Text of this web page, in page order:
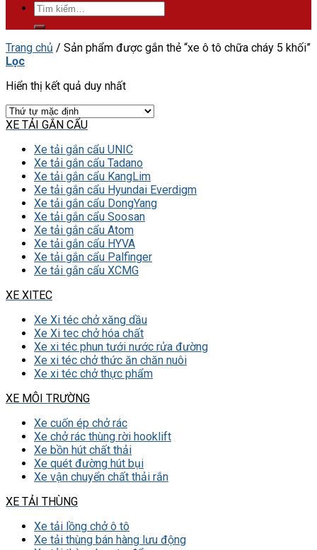
Tìm
kiếm:
Trang chủ / Sản phẩm được gắn thẻ “xe ô tô chữa cháy 5 khối”
Lọc
Hiển thị kết quả duy nhất
XE TẢI GẮN CẨU
Xe tải gắn cẩu UNIC
Xe tải gắn cẩu Tadano
Xe tải gắn cẩu KangLim
Xe tải gắn cẩu Hyundai Everdigm
Xe tải gắn cẩu DongYang
Xe tải gắn cẩu Soosan
Xe tải gắn cẩu Atom
Xe tải gắn cẩu HYVA
Xe tải gắn cẩu Palfinger
Xe tải gắn cẩu XCMG
XE XITEC
Xe Xi téc chở xăng dầu
Xe Xi tec chở hóa chất
Xe xi téc phun tưới nước rửa đường
Xe xi téc chở thức ăn chăn nuôi
Xe xi téc chở thực phẩm
XE MÔI TRƯỜNG
Xe cuốn ép chở rác
Xe chở rác thùng rời hooklift
Xe bồn hút chất thải
Xe quét đường hút bụi
Xe vận chuyển chất thải rắn
XE TẢI THÙNG
Xe tải lồng chở ô tô
Xe tải thùng bán hàng lưu động